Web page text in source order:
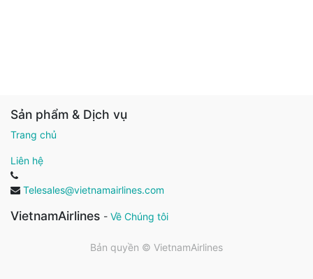
Sản phẩm & Dịch vụ
Trang chủ
Liên hệ
Telesales@vietnamairlines.com
VietnamAirlines - Về Chúng tôi
Bản quyền © VietnamAirlines